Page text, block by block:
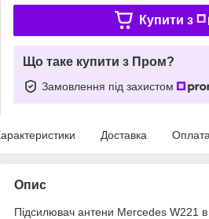
Купити з
Що таке купити з Пром?
Замовлення під захистом
Доставка Оплата
Опис
Підсилювач антени Mercedes W221 в